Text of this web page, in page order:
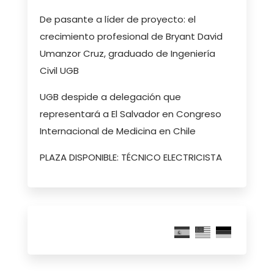
De pasante a líder de proyecto: el
crecimiento profesional de Bryant David
Umanzor Cruz, graduado de Ingeniería
Civil UGB
UGB despide a delegación que
representará a El Salvador en Congreso
Internacional de Medicina en Chile
PLAZA DISPONIBLE: TÉCNICO ELECTRICISTA